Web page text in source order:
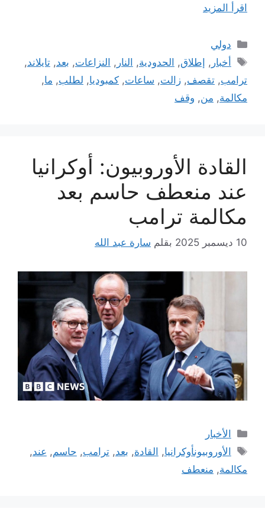
اقرأ المزيد
التصنيفات
دولي
الوسوم
أخبار , إطلاق, الحدودية, النار , النزاعات, بعد,تايلاند,
ترامب, تقصف, زالت, ساعات, كمبوديا, لطلب, ما,
مكالمة, من, وقف
القادة الأوروبيون: أوكرانيا
عند منعطف حاسم بعد
مكالمة ترامب
10 ديسمبر 2025 بقلم سارة عبد الله
التصنيفات
الأخبار
الوسوم
الأوروبيونأوكرانيا, القادة, بعد,ترامب, حاسم, عند,
مكالمة, منعطف